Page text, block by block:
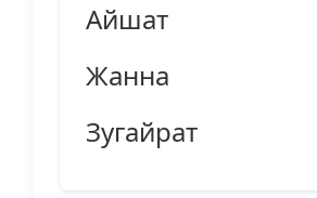
Айшат
Жанна
Зугайрат